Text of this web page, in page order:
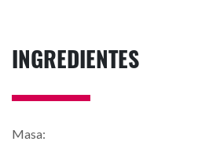
INGREDIENTES
Masa: